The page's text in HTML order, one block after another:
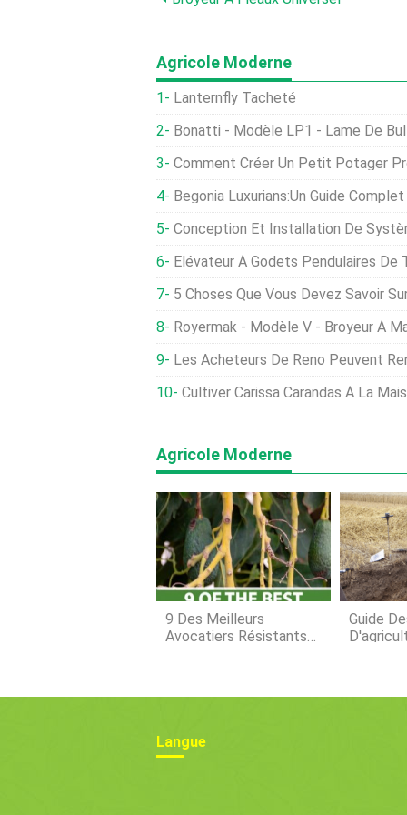
Agricole Moderne
Lanternfly Tacheté
Bonatti - Modèle LP1 - Lame De
Comment Créer Un Petit Potager
Begonia Luxurians:Un Guide
Conception Et Installation De
Élévateur À Godets Pendulaires De
5 Choses Que Vous Devez Savoir Sur Les
Royermak - Modèle V - Broyeur À
Les Acheteurs De Reno Peuvent Rencontrer Leurs
Cultiver Carissa Carandas À La
Agricole Moderne
9 Des Meilleurs
Avocatiers Résistants
Guide
Langue